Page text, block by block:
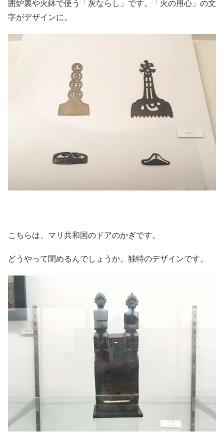
囲炉裏や火鉢で使う「灰ならし」です。「火の用心」の文
字がデザインに。
こちらは、マリ共和国のドアのかぎです。
どうやって閉めるんでしょうか。独特のデザインです。